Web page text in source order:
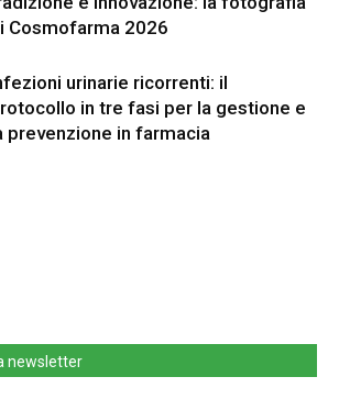
Cosmofarma 2026
urinarie ricorrenti: il
in tre fasi per la gestione e
prevenzione in farmacia
newsletter